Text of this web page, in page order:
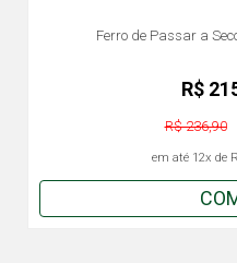
Ferro de Passar a
R$ 236,90
em até 12x de
R$